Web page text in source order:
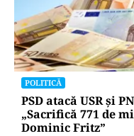
POLITICĂ
PSD atacă USR și
„Sacrifică 771 de
Dominic Fritz”